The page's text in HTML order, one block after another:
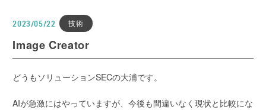
2023/05/22 技術
Image Creator
どうもソリューションSECの大浦です。
AIが急激にはやっていますが、今後も間違いなく現状と比較にな